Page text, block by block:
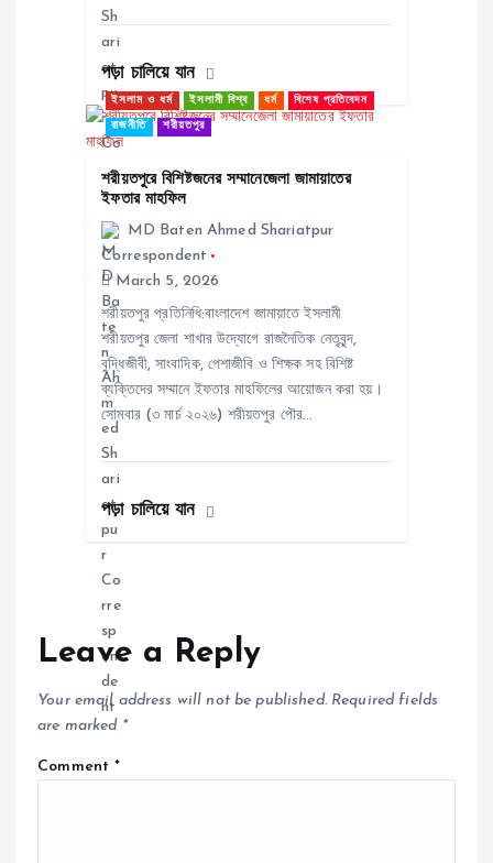
পড়া চালিয়ে যান
ইসলাম ও ধর্ম ইসলামী বিশ্ব ধর্ম বিশেষ প্রতিবেদন
রাজনীতি শরীয়তপুর
শরীয়তপুরে বিশিষ্টজনের সম্মানেজেলা জামায়াতের
ইফতার মাহফিল
MD Baten Ahmed Shariatpur
Correspondent
March 5, 2026
শরীয়তপুর প্রতিনিধি:বাংলাদেশ জামায়াতে ইসলামী
শরীয়তপুর জেলা শাখার উদ্যোগে রাজনৈতিক নেতৃবৃন্দ,
বুদ্ধিজীবী, সাংবাদিক, পেশাজীবি ও শিক্ষক সহ বিশিষ্ট
ব্যক্তিদের সম্মানে ইফতার মাহফিলের আয়োজন করা হয়।
সোমবার (৩ মার্চ ২০২৬) শরীয়তপুর পৌর…
পড়া চালিয়ে যান
Leave a Reply
Your email address will not be published. Required fields
are marked *
Comment*